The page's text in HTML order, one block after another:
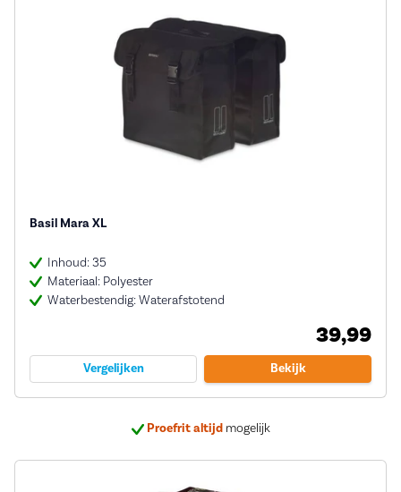
Basil Mara XL
Inhoud: 35
Materiaal: Polyester
Waterbestendig: Waterafstotend
39,99
Vergelijken Bekijk
Proefrit altijdmogelijk